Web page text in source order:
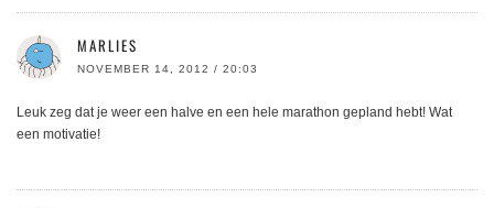
MARLIES
NOVEMBER 14, 2012 / 20:03
Leuk zeg dat je weer een halve en een hele marathon gepland hebt! Wat
een motivatie!